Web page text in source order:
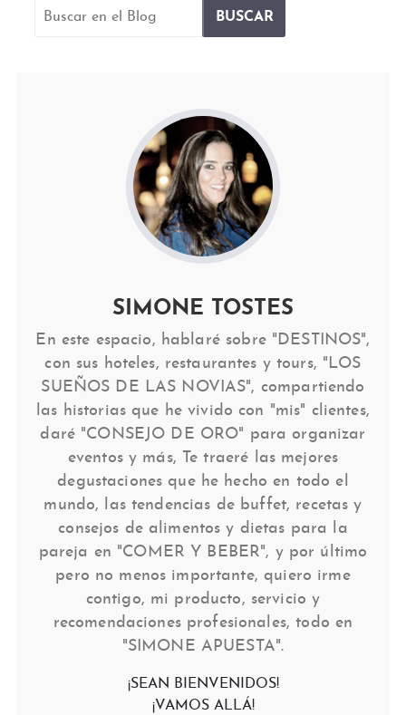
SIMONE TOSTES
En este espacio, hablaré sobre "DESTINOS",
con sus hoteles, restaurantes y tours, "LOS
SUEÑOS DE LAS NOVIAS", compartiendo
las historias que he vivido con "mis" clientes,
daré "CONSEJO DE ORO" para organizar
eventos y más, Te traeré las mejores
degustaciones que he hecho en todo el
mundo, las tendencias de buffet, recetas y
consejos de alimentos y dietas para la
pareja en "COMER Y BEBER", y por último
pero no menos importante, quiero irme
contigo, mi producto, servicio y
recomendaciones profesionales, todo en
"SIMONE APUESTA".
¡SEAN BIENVENIDOS!
¡VAMOS ALLÁ!